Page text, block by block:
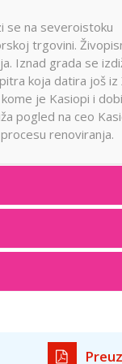
se na severoistoku
trgovini.
Iznad grada se
koja datira još iz
je Kasiopi i
pogled na ceo
renoviranja.